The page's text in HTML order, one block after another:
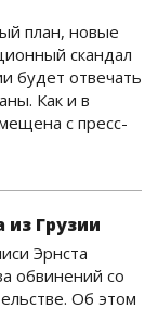
план, новые
скандал
будет отвечать
Как и в
с пресс-
из Грузии
Эрнста
обвинений со
Об этом